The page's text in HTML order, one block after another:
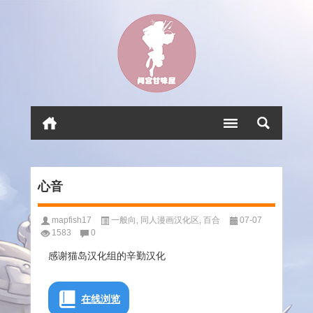
心音
mapfish17 一般向 , 同人漫画汉化区 , 百合
07-07
1583
0
感谢猫岛汉化组的辛勤汉化
在线浏览